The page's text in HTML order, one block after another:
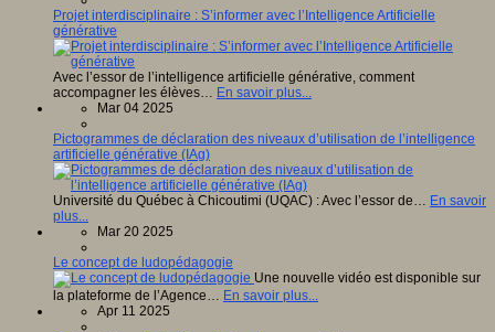
Projet interdisciplinaire : S’informer avec l’Intelligence Artificielle
générative
Avec l’essor de l’intelligence artificielle générative, comment
accompagner les élèves… En savoir plus...
Mar 04 2025
Pictogrammes de déclaration des niveaux d’utilisation de l’intelligence
artificielle générative (IAg)
Université du Québec à Chicoutimi (UQAC) : Avec l’essor de… En savoir
plus...
Mar 20 2025
Le concept de ludopédagogie
Une nouvelle vidéo est disponible sur
la plateforme de l’Agence… En savoir plus...
Apr 11 2025